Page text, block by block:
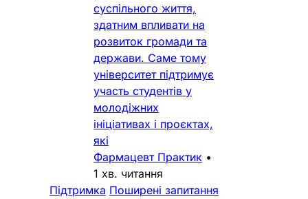
суспільного життя,
здатним впливати на
розвиток громади та
держави. Саме тому
університет підтримує
участь студентів у
молодіжних
ініціативах і проєктах,
які
Фармацевт Практик •
1 хв. читання
Підтримка Поширені запитання